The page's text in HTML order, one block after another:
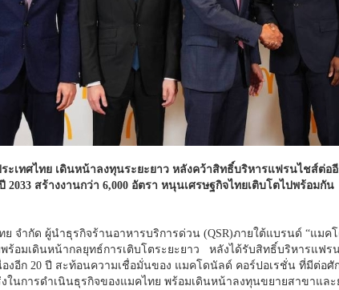
ะเทศไทย เดินหน้าลงทุนระยะยาว หลังคว้าสิทธิ์บริหารแฟรนไชส์ต่อ
2033 สร้างงานกว่า 6,000 อัตรา หนุนเศรษฐกิจไทยเติบโตไปพร้อมกัน
จำกัด ผู้นำธุรกิจร้านอาหารบริการด่วน (QSR)ภายใต้แบรนด์ “แมค
ร้อมเดินหน้ากลยุทธ์การเติบโตระยะยาว หลังได้รับสิทธิ์บริหารแฟร
องอีก 20 ปี สะท้อนความเชื่อมั่นของ แมคโดนัลด์ คอร์ปอเรชั่น ที่มีต่อศั
งในการดำเนินธุรกิจของแมคไทย พร้อมเดินหน้าลงทุนขยายสาขาแล